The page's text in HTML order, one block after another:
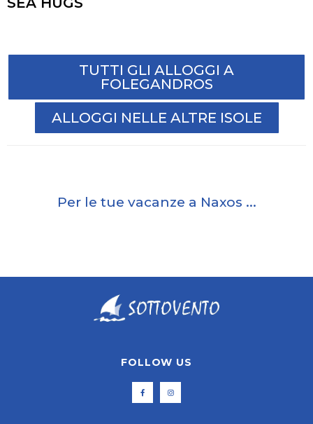
TUTTI GLI ALLOGGI A
FOLEGANDROS
ALLOGGI NELLE ALTRE ISOLE
Per le tue vacanze a Naxos ...
FOLLOW US